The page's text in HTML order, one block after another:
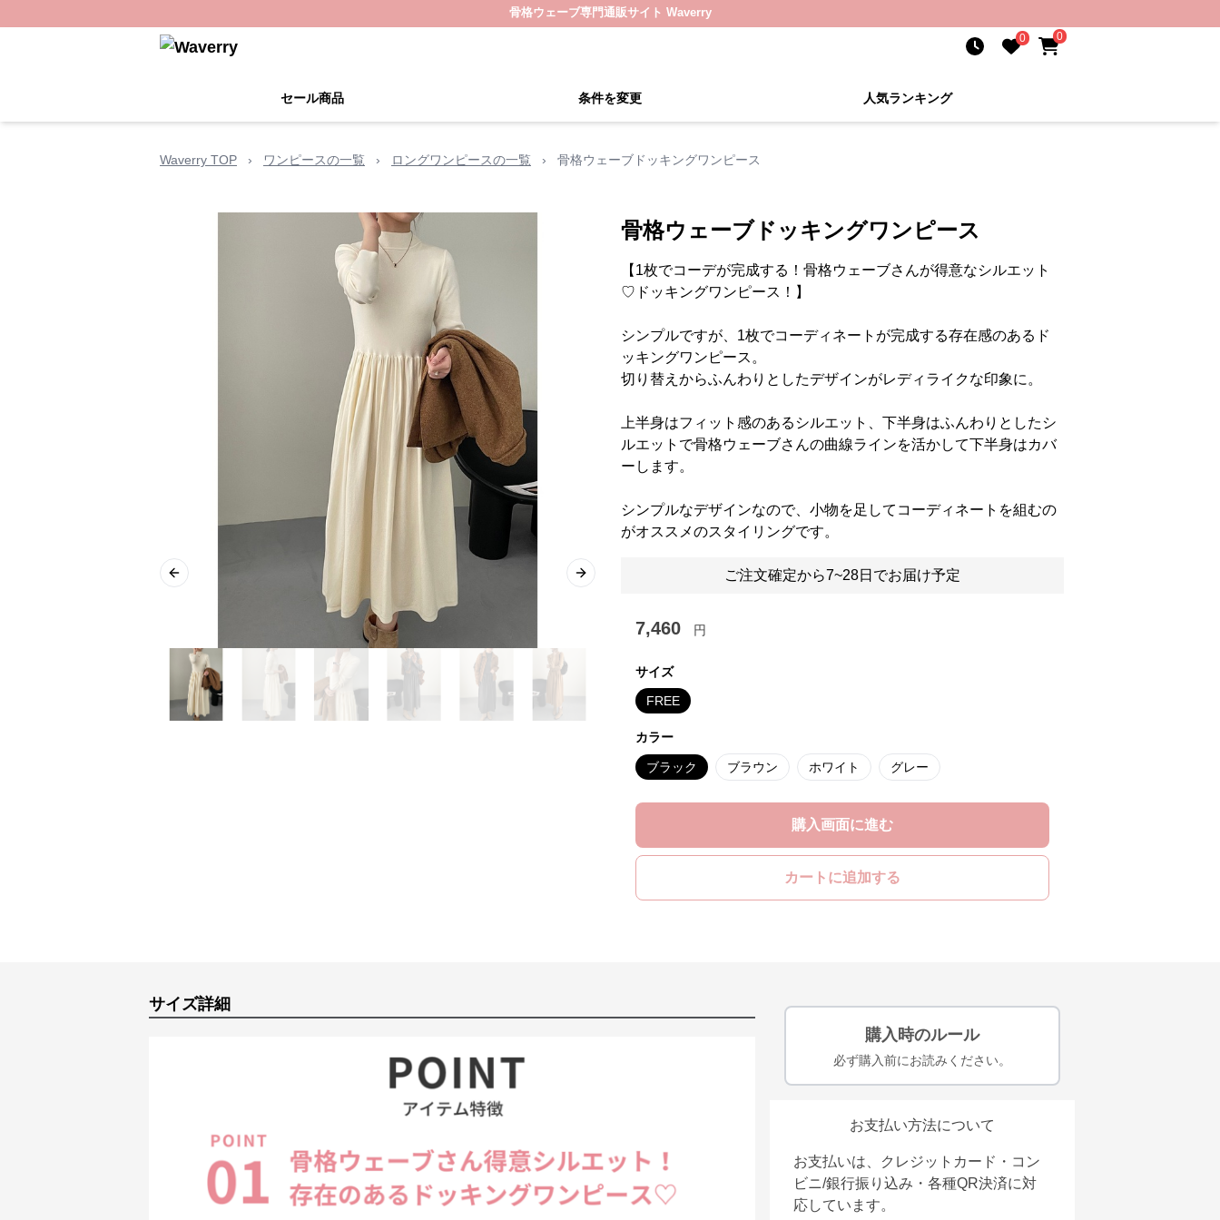
骨格ウェーブ専門通販サイト Waverry
0 0
セール商品 条件を変更 人気ランキング
Waverry TOP › ワンピースの一覧 › ロングワンピースの一覧 › 骨格ウェーブドッキングワンピース
Previous slide Next slide
骨格ウェーブドッキングワンピース
【1枚でコーデが完成する！骨格ウェーブさんが得意なシルエット
♡ドッキングワンピース！】
シンプルですが、1枚でコーディネートが完成する存在感のあるド
ッキングワンピース。
切り替えからふんわりとしたデザインがレディライクな印象に。
上半身はフィット感のあるシルエット、下半身はふんわりとしたシ
ルエットで骨格ウェーブさんの曲線ラインを活かして下半身はカバ
ーします。
シンプルなデザインなので、小物を足してコーディネートを組むの
がオススメのスタイリングです。
ご注文確定から7~28日でお届け予定
7,460 円
サイズ
FREE
カラー
ブラック ブラウン ホワイト グレー
購入画面に進む
カートに追加する
サイズ詳細
購入時のルール
必ず購入前にお読みください。
お支払い方法について
お支払いは、クレジットカード・コン
ビニ/銀行振り込み・各種QR決済に対
応しています。